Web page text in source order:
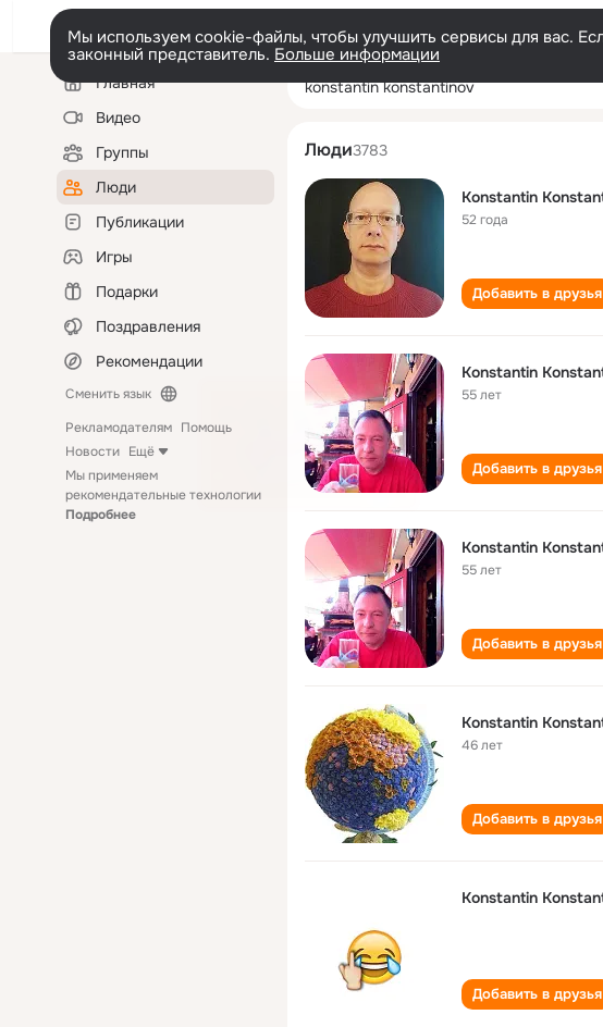
Мы используем cookie-файлы, чтобы улучшить сервисы для вас.
законный представитель. Больше информации
Левая
колонкаГлавная
Видео
Группы
Люди
Публикации
Игры
Подарки
Поздравления
Рекомендации
Сменить язык
Рекламодателям Помощь
Новости Ещё
Мы применяем
рекомендательные технологии
Подробнее
konstantin konstantinov
Люди3783
Konstantin
52 года
Добавить в друзья
Konstantin
55 лет
Добавить в друзья
Konstantin
55 лет
Добавить в друзья
Konstantin
46 лет
Добавить в друзья
Konstantin
Добавить в друзья